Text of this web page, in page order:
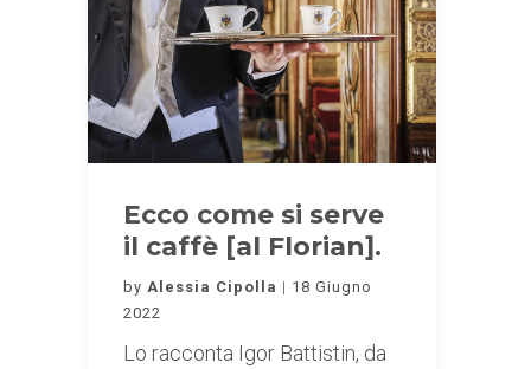
Ecco come si serve
il caffè [al Florian].
by Alessia Cipolla
18 Giugno
2022
Lo racconta Igor Battistin, da